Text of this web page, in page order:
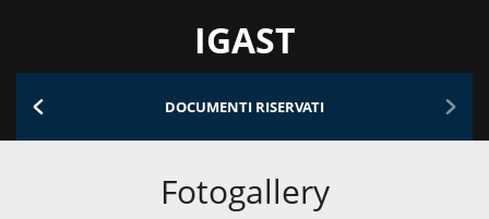
IGAST
DOCUMENTI RISERVATI
Fotogallery